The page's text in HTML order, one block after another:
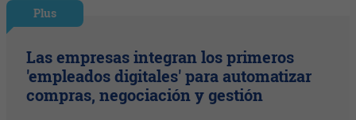
Plus
Las empresas integran los primeros
'empleados digitales' para automatizar
compras, negociación y gestión